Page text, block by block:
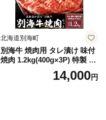
北海道別海町
別海牛 焼肉用 タレ漬け 味付
焼肉 1.2kg(400g×3P) 特製 焼
肉用つけだれつき【北海道
別海町産】【FF000FA01】
14,000円